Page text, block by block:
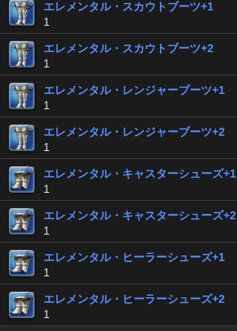
エレメンタル・スカウトブーツ+1
1
エレメンタル・スカウトブーツ+2
1
エレメンタル・レンジャーブーツ+1
1
エレメンタル・レンジャーブーツ+2
1
エレメンタル・キャスターシューズ+1
1
エレメンタル・キャスターシューズ+2
1
エレメンタル・ヒーラーシューズ+1
1
エレメンタル・ヒーラーシューズ+2
1